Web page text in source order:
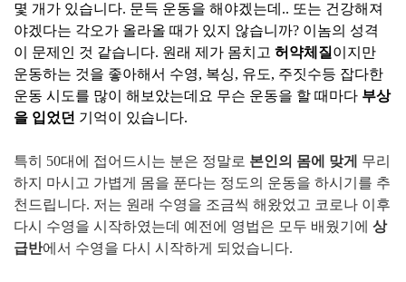
몇 개가 있습니다. 문득 운동을 해야겠는데.. 또는 건강해져
야겠다는 각오가 올라올 때가 있지 않습니까? 이놈의 성격
이 문제인 것 같습니다. 원래 제가 몸치고 허약체질 이지만
운동하는 것을 좋아해서 수영, 복싱, 유도, 주짓수등 잡다한
운동 시도를 많이 해보았는데요 무슨 운동을 할 때마다 부상
을 입었던 기억이 있습니다.
특히 50대에 접어드시는 분은 정말로 본인의 몸에 맞게
무리
하지 마시고 가볍게 몸을 푼다는 정도의 운동을 하시기를 추
천드립니다. 저는 원래 수영을 조금씩 해왔었고 코로나 이후
다시 수영을 시작하였는데 예전에 영법은 모두 배웠기에 상
급반에서 수영을 다시 시작하게 되었습니다.